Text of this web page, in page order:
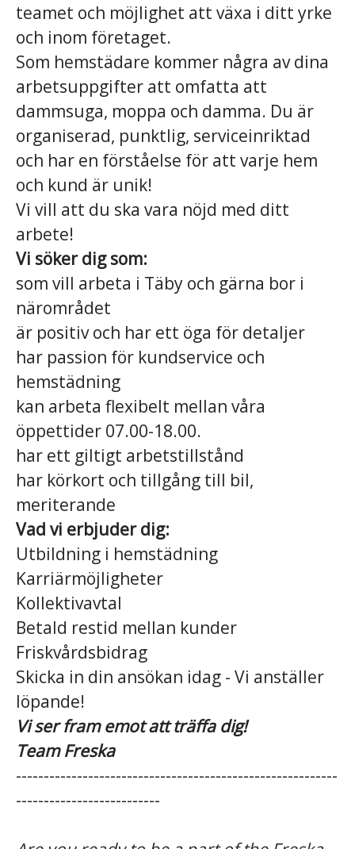
teamet och möjlighet att växa i ditt yrke
och inom företaget.
Som hemstädare kommer några av dina
arbetsuppgifter att omfatta att
dammsuga, moppa och damma. Du är
organiserad, punktlig, serviceinriktad
och har en förståelse för att varje hem
och kund är unik!
Vi vill att du ska vara nöjd med ditt
arbete!
Vi söker dig som:
som vill arbeta i Täby och gärna bor i
närområdet
är positiv och har ett öga för detaljer
har passion för kundservice och
hemstädning
kan arbeta flexibelt mellan våra
öppettider 07.00-18.00.
har ett giltigt arbetstillstånd
har körkort och tillgång till bil,
meriterande
Vad vi erbjuder dig:
Utbildning i hemstädning
Karriärmöjligheter
Kollektivavtal
Betald restid mellan kunder
Friskvårdsbidrag
Skicka in din ansökan idag - Vi anställer
löpande!
Vi ser fram emot att träffa dig!
Team Freska
----------------------------------------------------------
--------------------------